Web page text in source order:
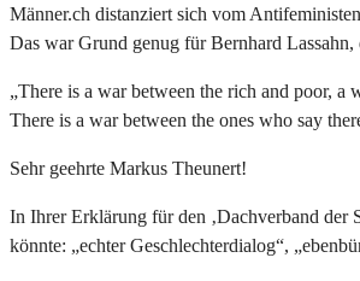
Männer.ch distanziert sich vom
Das war Grund genug für Bernhard
„There is a war between the rich and poor, a
There is a war between the ones who say
Sehr geehrte Markus Theunert!
In Ihrer Erklärung für den ‚Dachverband der
könnte: „echter Geschlechterdialog“,